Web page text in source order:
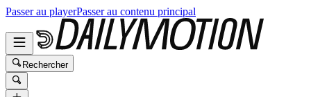
Passer au playerPasser au contenu principal
Rechercher